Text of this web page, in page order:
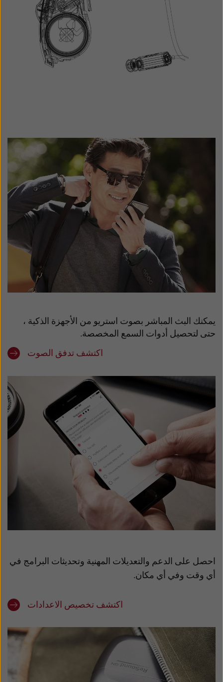
يمكنك البث المباشر بصوت استريو من الأجهزة الذكية ،
حتى لتحصيل أدوات السمع المخصصة.
اكتشف تدفق الصوت
احصل على الدعم والتعديلات المهنية وتحديثات البرامج في
أي وقت وفي أي مكان.
اكتشف تخصيص الاعدادات